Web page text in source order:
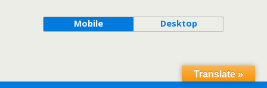
Mobile Desktop
Translate »